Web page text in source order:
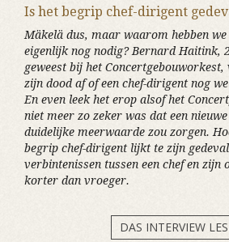
Is het begrip chef-dirigent
Mäkelä dus, maar waarom hebben
eigenlijk nog nodig? Bernard Haitink,
geweest bij het
zijn dood af of een chef-dirigent nog
En even leek het erop alsof het
niet meer zo zeker was dat een
duidelijke meerwaarde zou zorgen.
begrip chef-dirigent lijkt te zijn
verbintenissen tussen een chef en zijn
korter dan vroeger.
DAS INTERVIEW